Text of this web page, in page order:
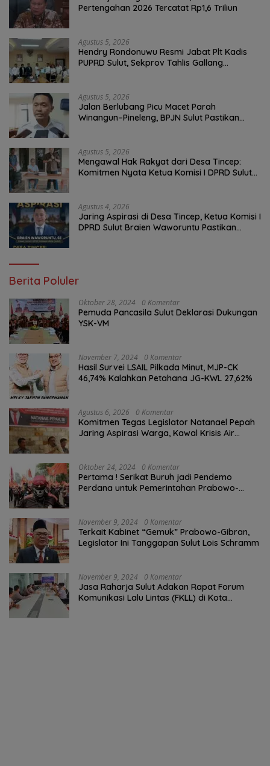
Pertengahan 2026 Tercatat Rp1,6 Triliun
Agustus 5, 2026
Hendry Rondonuwu Resmi Jabat Plt Kadis
PUPRD Sulut, Sekprov Tahlis Gallang
Agustus 5, 2026
Jalan Berlubang Picu Macet Parah
Winangun–Pineleng, BPJN Sulut Pastikan
Agustus 5, 2026
Mengawal Hak Rakyat dari Desa Tincep:
Komitmen Nyata Ketua Komisi I DPRD Sulut
Agustus 4, 2026
Jaring Aspirasi di Desa Tincep, Ketua Komisi I
DPRD Sulut Braien Waworuntu Pastikan
Berita Poluler
Oktober 28, 2024 0 Komentar
Pemuda Pancasila Sulut Deklarasi Dukungan
YSK-VM
November 7, 2024 0 Komentar
Hasil Survei LSAIL Pilkada Minut, MJP-CK
46,74% Kalahkan Petahana JG-KWL 27,62%
Agustus 6, 2026 0 Komentar
Komitmen Tegas Legislator Natanael Pepah
Jaring Aspirasi Warga, Kawal Krisis Air
Oktober 24, 2024 0 Komentar
Pertama ! Serikat Buruh jadi Pendemo
Perdana untuk Pemerintahan Prabowo-
November 9, 2024 0 Komentar
Terkait Kabinet “Gemuk” Prabowo-Gibran,
Legislator Ini Tanggapan Sulut Lois Schramm
November 9, 2024 0 Komentar
Jasa Raharja Sulut Adakan Rapat Forum
Komunikasi Lalu Lintas (FKLL) di Kota